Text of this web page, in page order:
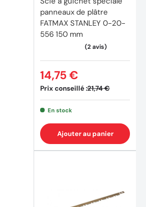
panneaux de plâtre
FATMAX STANLEY 0-20-
556 150 mm
Prix conseillé :21,74 €
14,75 €
En stock
Ajouter au panier